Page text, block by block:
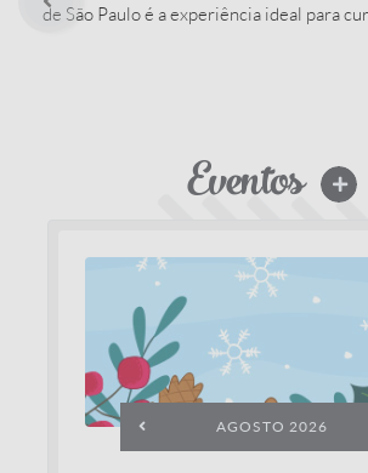
de São Paulo é a experiência ideal para
personagens, em tamanho real, de super
Eventos
AGOSTO 2026